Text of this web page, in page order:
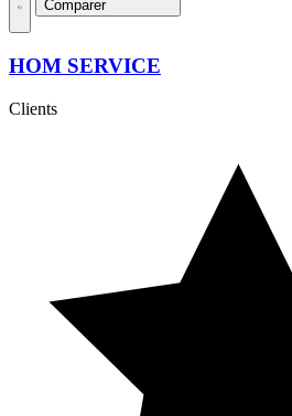
Comparer
HOM SERVICE
Clients